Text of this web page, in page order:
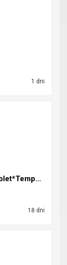
1 dni
Mini Cooper Johny Works Styling* Tablet*Tempomat*S...
18 dni